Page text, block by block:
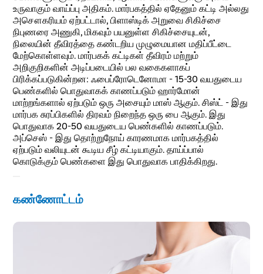
உருவாகும் வாய்ப்பு அதிகம். மார்பகத்தில் ஏதேனும் கட்டி அல்லது
அசௌகரியம் ஏற்பட்டால், பிளாஸ்டிக் அறுவை சிகிச்சை
நிபுணரை அணுகி, மிகவும் பயனுள்ள சிகிச்சையுடன்,
நிலையின் தீவிரத்தை கண்டறிய முழுமையான மதிப்பீட்டை
மேற்கொள்ளவும். மார்பகக் கட்டிகள் தீவிரம் மற்றும்
அறிகுறிகளின் அடிப்படையில் பல வகைகளாகப்
பிரிக்கப்படுகின்றன: ஃபைப்ரோடெனோமா - 15-30 வயதுடைய
பெண்களில் பொதுவாகக் காணப்படும் ஹார்மோன்
மாற்றங்களால் ஏற்படும் ஒரு அசையும் மாஸ் ஆகும். சிஸ்ட் - இது
மார்பக சுரப்பிகளில் திரவம் நிறைந்த ஒரு பை ஆகும். இது
பொதுவாக 20-50 வயதுடைய பெண்களில் காணப்படும்.
அப்செஸ் - இது தொற்றுநோய் காரணமாக மார்பகத்தில்
ஏற்படும் வலியுடன் கூடிய சீழ் கட்டியாகும். தாய்ப்பால்
கொடுக்கும் பெண்களை இது பொதுவாக பாதிக்கிறது.
கண்ணோட்டம்